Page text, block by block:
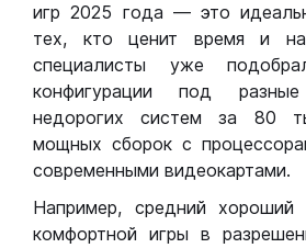
игр 2025 года — это
тех, кто ценит время и
специалисты уже
конфигурации под
недорогих систем за 80
мощных сборок с
современными видеокартами.
Например, средний
комфортной игры в